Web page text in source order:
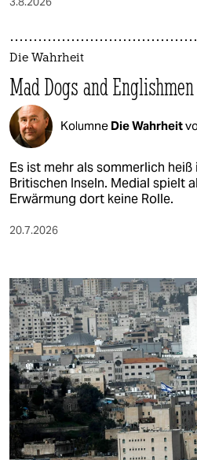
Die Wahrheit
Mad Dogs and Englishmen
Kolumne Die Wahrheit
Es ist mehr als sommerlich
Britischen Inseln. Medial spielt
Erwärmung dort keine Rolle.
20.7.2026